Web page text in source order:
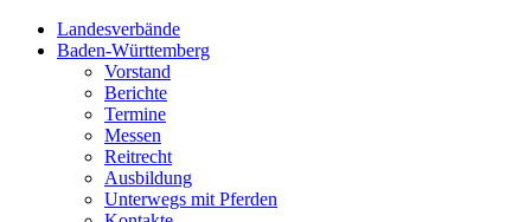
Landesverbände
Baden-Württemberg
Vorstand
Berichte
Termine
Messen
Reitrecht
Ausbildung
Unterwegs mit Pferden